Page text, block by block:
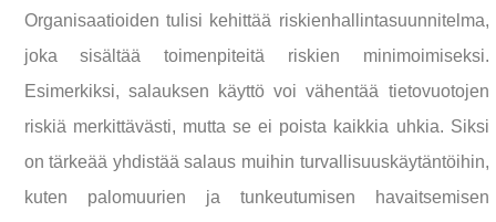
Organisaatioiden tulisi kehittää riskienhallintasuunnitelma,
joka sisältää toimenpiteitä riskien minimoimiseksi.
Esimerkiksi, salauksen käyttö voi vähentää tietovuotojen
riskiä merkittävästi, mutta se ei poista kaikkia uhkia. Siksi
on tärkeää yhdistää salaus muihin turvallisuuskäytäntöihin,
kuten palomuurien ja tunkeutumisen havaitsemisen